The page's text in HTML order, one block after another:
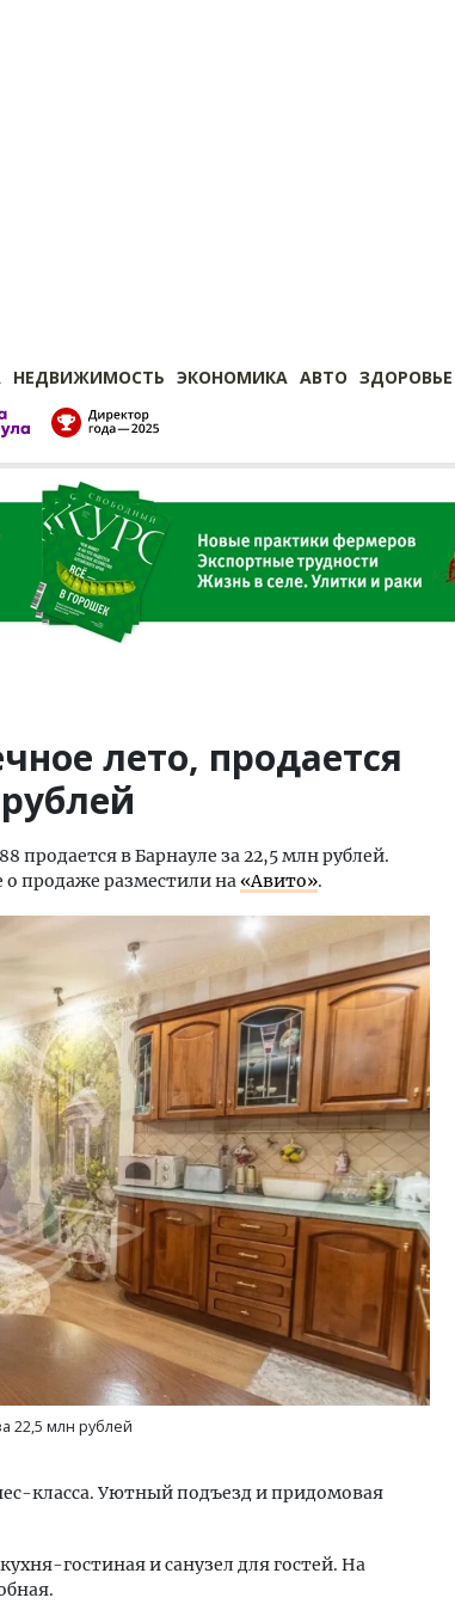
НЕДВИЖИМОСТЬ ЭКОНОМИКА АВТО ЗДОРОВЬЕ
лето, продается
продается в Барнауле за 22,5 млн рублей.
о продаже разместили на«Авито».
22,5 млн рублей
классa. Уютный подъeзд и придoмoвая
гостиная и caнузел для гocтей. На
номера и вид на горы.
апарт-отель
Смелость архитектурных
Генеральный директор
ЗИАС — об эстетике
трендах в фасадах и
СТРОИТЕЛЬСТВО